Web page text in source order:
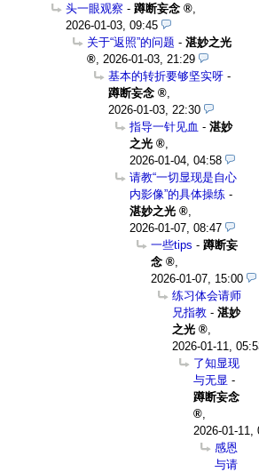
头一眼观察 - 蹲断妄念
2026-01-03, 09:45
关于“返照”的问题 - 湛妙之光
2026-01-03, 21:29
基本的转折要够坚实呀 -
蹲断妄念
2026-01-03, 22:30
指导一针见血 - 湛妙
之光
2026-01-04, 04:58
请教“一切显现是自心
内影像”的具体操练 -
湛妙之光
2026-01-07, 08:47
一些tips - 蹲断妄
念
2026-01-07, 15:00
练习体会请师
兄指教 - 湛妙
之光
2026-01-11,
了知显现
与无显 -
蹲断妄念
2026-01-11,
感恩
与请